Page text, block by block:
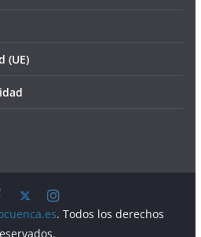
(UE)
. Todos los derechos